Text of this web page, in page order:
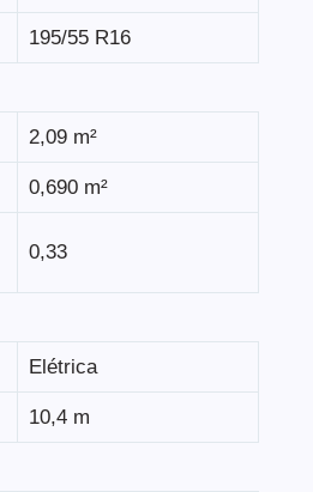
195/55 R16
2,09 m²
0,690 m²
0,33
Elétrica
10,4 m